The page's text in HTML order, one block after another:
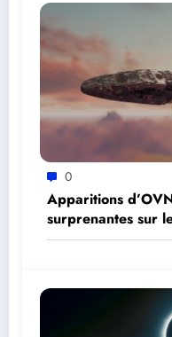
0
Apparitions
surprenantes sur